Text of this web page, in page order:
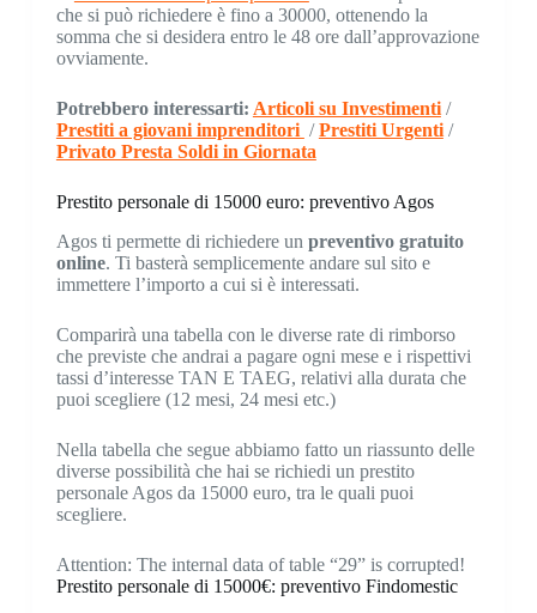
che si può richiedere è fino a 30000, ottenendo la
somma che si desidera entro le 48 ore dall’approvazione
ovviamente.
Potrebbero interessarti: Articoli su Investimenti/
Prestiti a giovani imprenditori /Prestiti Urgenti/
Privato Presta Soldi in Giornata
Prestito personale di 15000 euro: preventivo Agos
Agos ti permette di richiedere un preventivo gratuito
online. Ti basterà semplicemente andare sul sito e
immettere l’importo a cui si è interessati.
Comparirà una tabella con le diverse rate di rimborso
che previste che andrai a pagare ogni mese e i rispettivi
tassi d’interesse TAN E TAEG, relativi alla durata che
puoi scegliere (12 mesi, 24 mesi etc.)
Nella tabella che segue abbiamo fatto un riassunto delle
diverse possibilità che hai se richiedi un prestito
personale Agos da 15000 euro, tra le quali puoi
scegliere.
Attention: The internal data of table “29” is corrupted!
Prestito personale di 15000€: preventivo Findomestic